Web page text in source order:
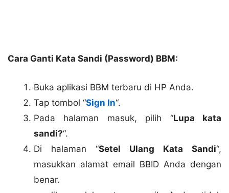
Cara Ganti Kata Sandi (Password) BBM:
Buka aplikasi BBM terbaru di HP Anda.
Tap tombol “Sign In“.
Pada halaman masuk, pilih “Lupa kata
sandi?“.
Di halaman “Setel Ulang Kata Sandi“,
masukkan alamat email BBID Anda dengan
benar.